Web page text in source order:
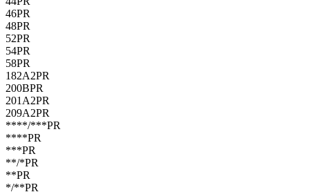
46PR
48PR
52PR
54PR
58PR
182A2PR
200BPR
201A2PR
209A2PR
****/***PR
****PR
***PR
**/*PR
**PR
*/**PR